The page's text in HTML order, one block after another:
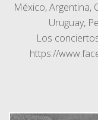
México, Argentina,
Uruguay,
Los
https://